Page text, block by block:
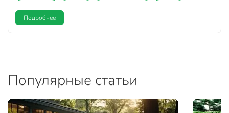
Подробнее
Популярные статьи